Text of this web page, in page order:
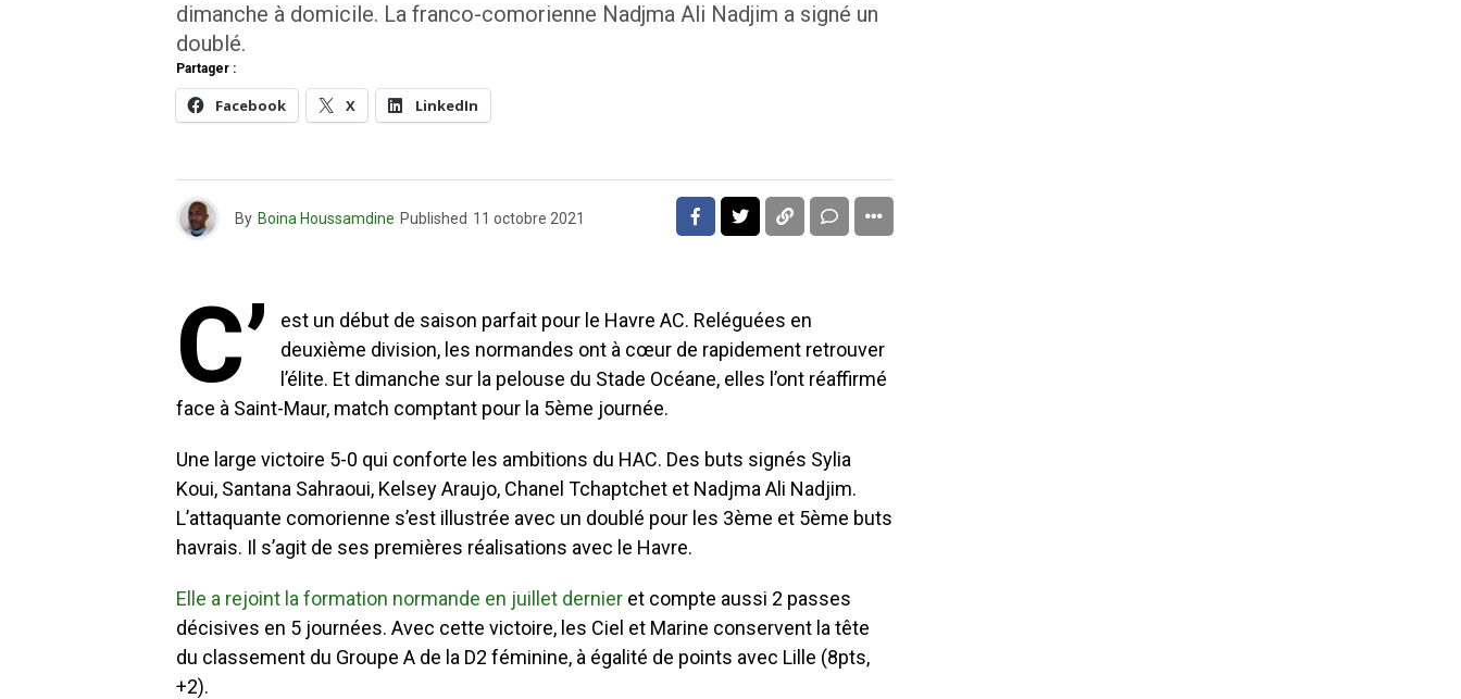
dimanche à domicile. La franco-comorienne Nadjma Ali Nadjim a signé un
doublé.
Partager :
Facebook X LinkedIn
By Boina Houssamdine Published 11 octobre 2021
C’
est un début de saison parfait pour le Havre AC. Reléguées en
deuxième division, les normandes ont à cœur de rapidement retrouver
l’élite. Et dimanche sur la pelouse du Stade Océane, elles l’ont réaffirmé
face à Saint-Maur, match comptant pour la 5ème journée.
Une large victoire 5-0 qui conforte les ambitions du HAC. Des buts signés Sylia
Koui, Santana Sahraoui, Kelsey Araujo, Chanel Tchaptchet et Nadjma Ali Nadjim.
L’attaquante comorienne s’est illustrée avec un doublé pour les 3ème et 5ème buts
havrais. Il s’agit de ses premières réalisations avec le Havre.
Elle a rejoint la formation normande en juillet dernier et compte aussi 2 passes
décisives en 5 journées. Avec cette victoire, les Ciel et Marine conservent la tête
du classement du Groupe A de la D2 féminine, à égalité de points avec Lille (8pts,
+2).